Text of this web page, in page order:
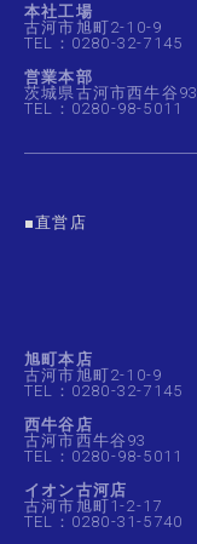
本社工場
古河市旭町2-10-9
TEL：0280-32-7145
営業本部
茨城県古河市西牛谷93
TEL：0280-98-5011
■直営店
旭町本店
古河市旭町2-10-9
TEL：0280-32-7145
西牛谷店
古河市西牛谷93
TEL：0280-98-5011
イオン古河店
古河市旭町1-2-17
TEL：0280-31-5740